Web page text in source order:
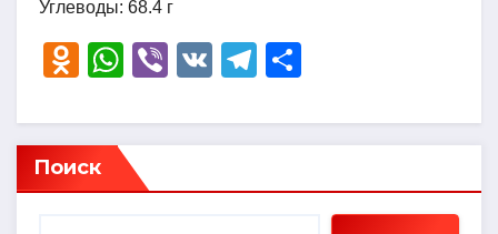
Углеводы: 68.4 г
O
n
o
kl
W
at
s
A
Vi
er
V
T
e
a
р
в
Поиск